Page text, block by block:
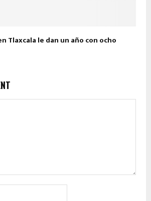
Tlaxcala le dan un año con ocho